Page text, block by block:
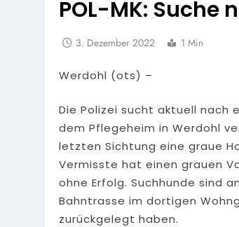
POL-MK:
3. Dezember 2022 1 Min
Werdohl (ots) –
Die Polizei sucht aktuell nach
dem Pflegeheim in Werdohl
letzten Sichtung eine graue
Vermisste hat einen grauen
ohne Erfolg. Suchhunde sind
Bahntrasse im dortigen
zurückgelegt haben.